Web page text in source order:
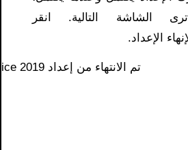
الشاشة التالية. انقر
الإعداد.